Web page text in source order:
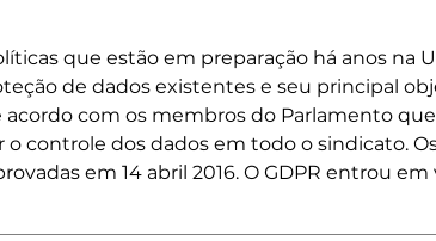
que estão em preparação há anos na
de dados existentes e seu principal
com os membros do Parlamento
controle dos dados em todo o sindicato.
em 14 abril 2016. O GDPR entrou em